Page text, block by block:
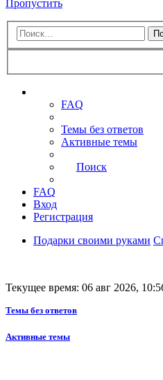
Пропустить
FAQ
Темы без ответов
Активные темы
Поиск
FAQ
Вход
Регистрация
Подарки своими руками
Текущее время: 06 авг 2026,
Темы без ответов
Активные темы